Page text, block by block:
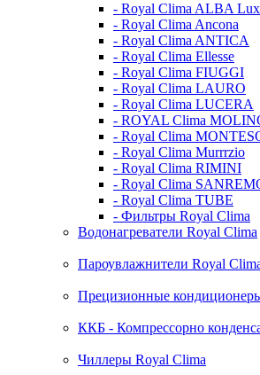
- Royal Clima ALBA
- Royal Clima Ancona
- Royal Clima ANTICA
- Royal Clima Ellesse
- Royal Clima FIUGGI
- Royal Clima LAURO
- Royal Clima LUCERA
- ROYAL Clima
- Royal Clima
- Royal Clima Murrrzio
- Royal Clima RIMINI
- Royal Clima
- Royal Clima TUBE
- Фильтры Royal Clima
Водонагреватели Royal Clima
Пароувлажнители Royal
Прецизионные
ККБ - Компрессорно
Чиллеры Royal Clima